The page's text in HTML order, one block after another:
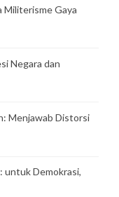
Militerisme Gaya
Negara dan
Menjawab Distorsi
untuk Demokrasi,